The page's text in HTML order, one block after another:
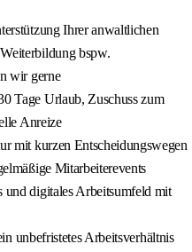
Ihrer anwaltlichen
bspw.
wir gerne
Tage Urlaub, Zuschuss zum
Anreize
mit kurzen Entscheidungswegen
Mitarbeiterevents
und digitales Arbeitsumfeld mit
unbefristetes Arbeitsverhältnis